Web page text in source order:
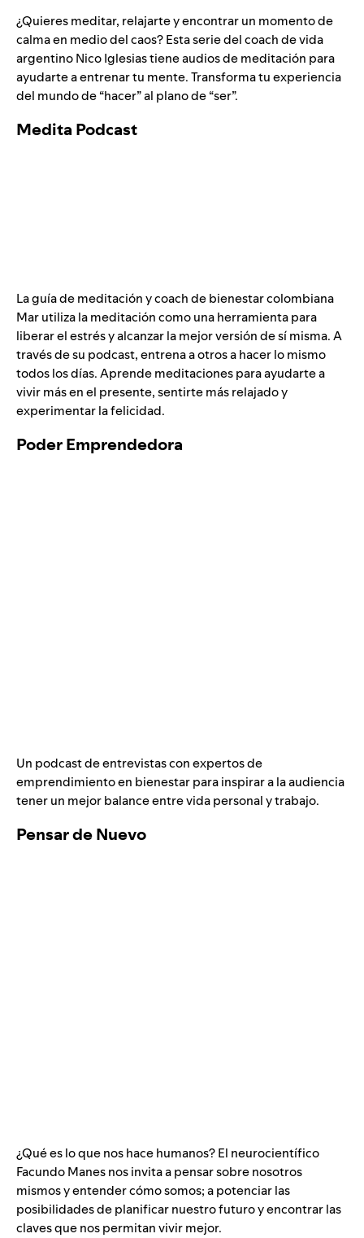
¿Quieres meditar, relajarte y encontrar un momento de
calma en medio del caos? Esta serie del coach de vida
argentino Nico Iglesias tiene audios de meditación para
ayudarte a entrenar tu mente. Transforma tu experiencia
del mundo de “hacer” al plano de “ser”.
Medita Podcast
La guía de meditación y coach de bienestar colombiana
Mar utiliza la meditación como una herramienta para
liberar el estrés y alcanzar la mejor versión de sí misma. A
través de su podcast, entrena a otros a hacer lo mismo
todos los días. Aprende meditaciones para ayudarte a
vivir más en el presente, sentirte más relajado y
experimentar la felicidad.
Poder Emprendedora
Un podcast de entrevistas con expertos de
emprendimiento en bienestar para inspirar a la audiencia
tener un mejor balance entre vida personal y trabajo.
Pensar de Nuevo
¿Qué es lo que nos hace humanos? El neurocientífico
Facundo Manes nos invita a pensar sobre nosotros
mismos y entender cómo somos; a potenciar las
posibilidades de planificar nuestro futuro y encontrar las
claves que nos permitan vivir mejor.